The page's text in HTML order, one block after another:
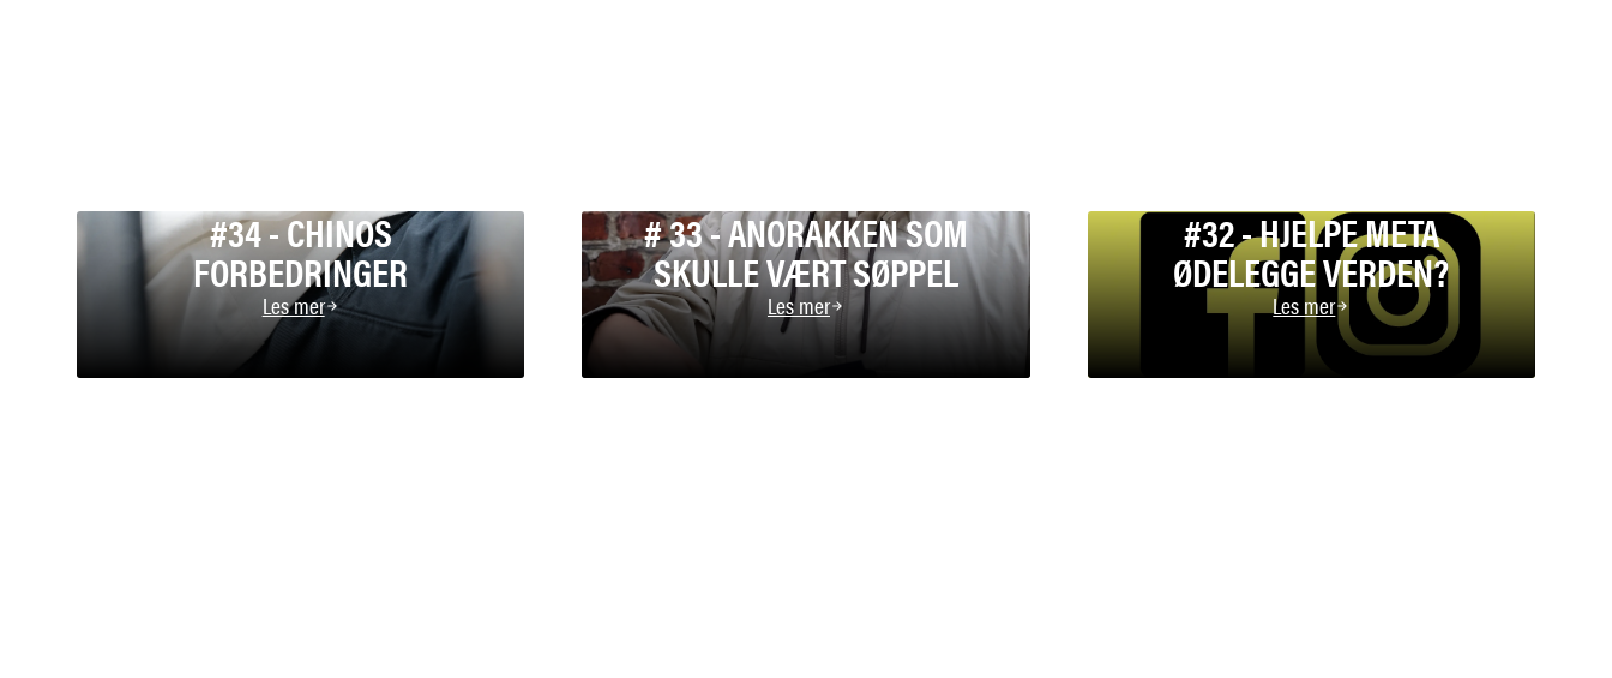
#34 - CHINOS
FORBEDRINGER
Les mer
# 33 - ANORAKKEN SOM
SKULLE VÆRT SØPPEL
Les mer
#32 - HJELPE META
ØDELEGGE VERDEN?
Les mer